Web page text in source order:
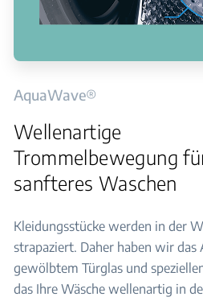
AquaWave®
Wellenartige
Trommelbewegung
sanfteres Waschen
Kleidungsstücke werden in der
strapaziert. Daher haben wir
gewölbtem Türglas und
das Ihre Wäsche wellenartig in